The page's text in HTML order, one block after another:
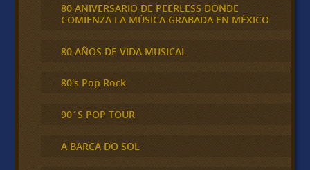
80 ANIVERSARIO DE PEERLESS DONDE
COMIENZA LA MÚSICA GRABADA EN MÉXICO
80 AÑOS DE VIDA MUSICAL
80's Pop Rock
90´S POP TOUR
A BARCA DO SOL